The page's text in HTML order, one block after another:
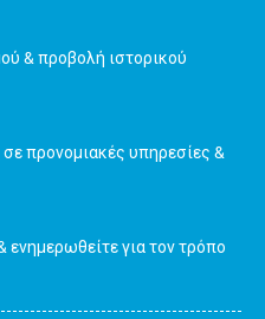
& προβολή ιστορικού
προνομιακές υπηρεσίες &
ενημερωθείτε για τον τρόπο